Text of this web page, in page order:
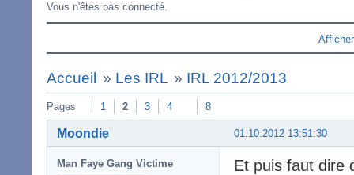
Vous n'êtes pas connecté.
Accueil » Les IRL » IRL 2012/2013
Pages 1 2 3 4 8
01.10.2012 13:51:30
Moondie
Man Faye Gang Victime
Et puis faut dire